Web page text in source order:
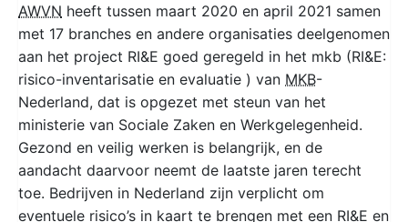
AWVN heeft tussen maart 2020 en april 2021 samen
met 17 branches en andere organisaties deelgenomen
aan het project RI&E goed geregeld in het mkb (RI&E:
risico-inventarisatie en evaluatie ) van MKB-
Nederland, dat is opgezet met steun van het
ministerie van Sociale Zaken en Werkgelegenheid.
Gezond en veilig werken is belangrijk, en de
aandacht daarvoor neemt de laatste jaren terecht
toe. Bedrijven in Nederland zijn verplicht om
eventuele risico’s in kaart te brengen met een RI&E en